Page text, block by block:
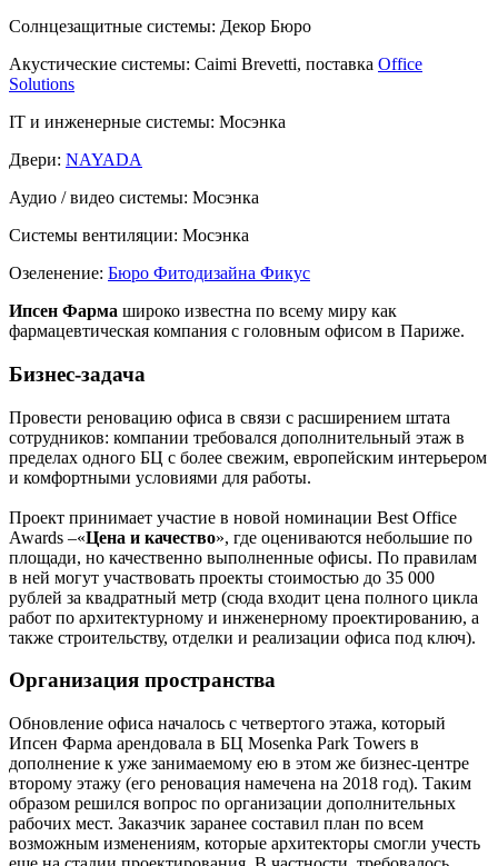
Солнцезащитные системы: Декор Бюро
Акустические системы: Caimi Brevetti, поставка Office
Solutions
IT и инженерные системы: Мосэнка
Двери: NAYADA
Аудио / видео системы: Мосэнка
Системы вентиляции: Мосэнка
Озеленение: Бюро Фитодизайна Фикус
Ипсен Фарма широко известна по всему миру как
фармацевтическая компания с головным офисом в Париже.
Бизнес-задача
Провести реновацию офиса в связи с расширением штата
сотрудников: компании требовался дополнительный этаж в
пределах одного БЦ с более свежим, европейским интерьером
и комфортными условиями для работы.
Проект принимает участие в новой номинации Best Office
Awards –«Цена и качество», где оцениваются небольшие по
площади, но качественно выполненные офисы. По правилам
в ней могут участвовать проекты стоимостью до 35 000
рублей за квадратный метр (сюда входит цена полного цикла
работ по архитектурному и инженерному проектированию, а
также строительству, отделки и реализации офиса под ключ).
Организация пространства
Обновление офиса началось с четвертого этажа, который
Ипсен Фарма арендовала в БЦ Mosenka Park Towers в
дополнение к уже занимаемому ею в этом же бизнес-центре
второму этажу (его реновация намечена на 2018 год). Таким
образом решился вопрос по организации дополнительных
рабочих мест. Заказчик заранее составил план по всем
возможным изменениям, которые архитекторы смогли учесть